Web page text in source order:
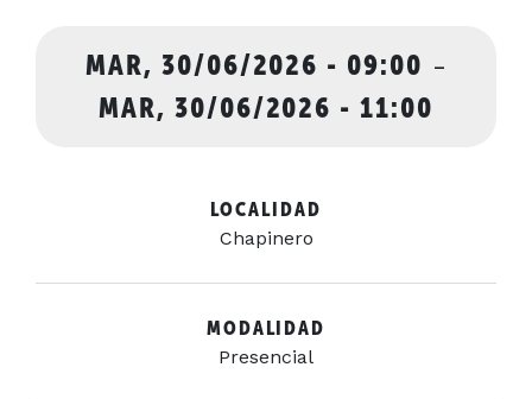
MAR, 30/06/2026 - 09:00 -
MAR, 30/06/2026 - 11:00
LOCALIDAD
Chapinero
MODALIDAD
Presencial